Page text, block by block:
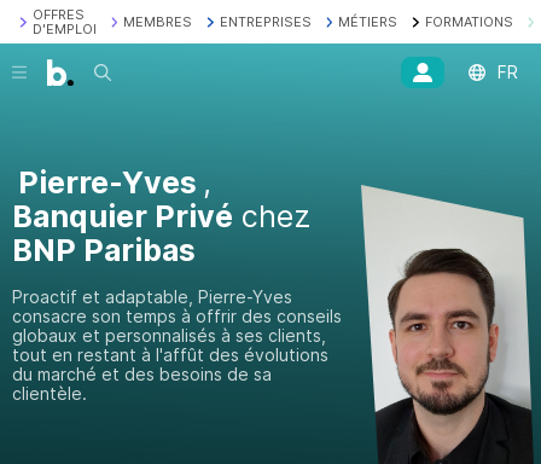
OFFRES
D'EMPLOI
MEMBRES ENTREPRISES MÉTIERS FORMATIONS
Recherche FR
Pierre-Yves ,
Banquier Privé chez
BNP Paribas
Proactif et adaptable, Pierre-Yves
consacre son temps à offrir des conseils
globaux et personnalisés à ses clients,
tout en restant à l'affût des évolutions
du marché et des besoins de sa
clientèle.